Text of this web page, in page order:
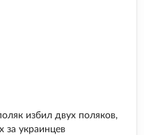
избил двух поляков,
за украинцев